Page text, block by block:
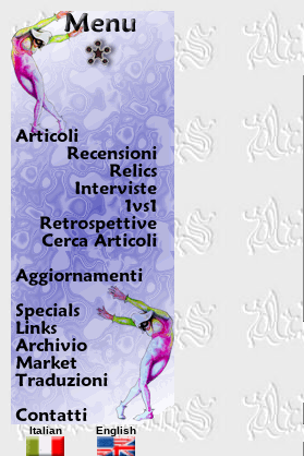
Italian English